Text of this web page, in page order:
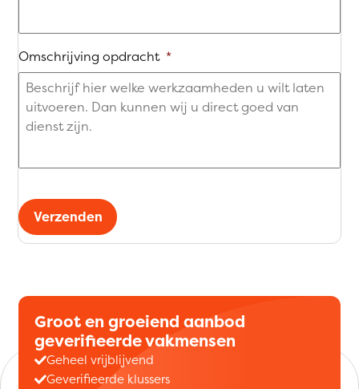
Omschrijving opdracht *
Verzenden
Groot en groeiend aanbod
geverifieerde vakmensen
Geheel vrijblijvend
Geverifieerde klussers